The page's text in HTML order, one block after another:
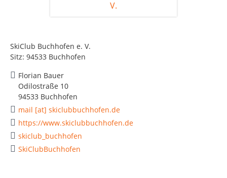
SkiClub Buchhofen e. V.
Sitz: 94533 Buchhofen
Florian Bauer
Odilostraße 10
94533 Buchhofen
mail [at] skiclubbuchhofen.de
https://www.skiclubbuchhofen.de
skiclub_buchhofen
SkiClubBuchhofen